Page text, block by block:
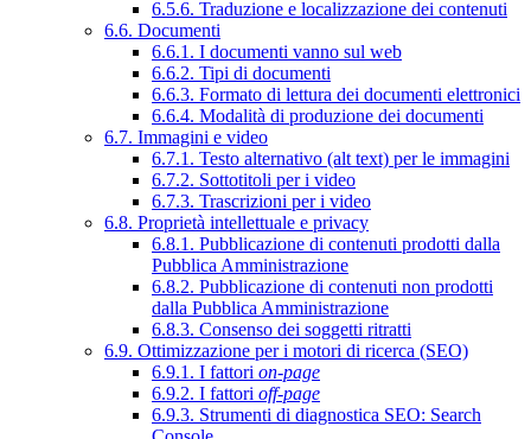
6.5.6. Traduzione e localizzazione dei contenuti
6.6. Documenti
6.6.1. I documenti vanno sul web
6.6.2. Tipi di documenti
6.6.3. Formato di lettura dei documenti elettronici
6.6.4. Modalità di produzione dei documenti
6.7. Immagini e video
6.7.1. Testo alternativo (alt text) per le immagini
6.7.2. Sottotitoli per i video
6.7.3. Trascrizioni per i video
6.8. Proprietà intellettuale e privacy
6.8.1. Pubblicazione di contenuti prodotti dalla
Pubblica Amministrazione
6.8.2. Pubblicazione di contenuti non prodotti
dalla Pubblica Amministrazione
6.8.3. Consenso dei soggetti ritratti
6.9. Ottimizzazione per i motori di ricerca (SEO)
6.9.1. I fattori on-page
6.9.2. I fattori off-page
6.9.3. Strumenti di diagnostica SEO: Search